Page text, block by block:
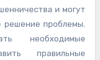
и могут
решение проблемы.
необходимые
правильные